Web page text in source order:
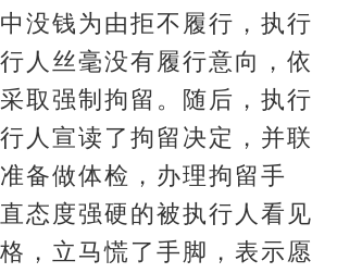
没钱为由拒不履行，执行
人丝毫没有履行意向，依
取强制拘留。随后，执行
人宣读了拘留决定，并联
备做体检，办理拘留手
态度强硬的被执行人看见
，立马慌了手脚，表示愿